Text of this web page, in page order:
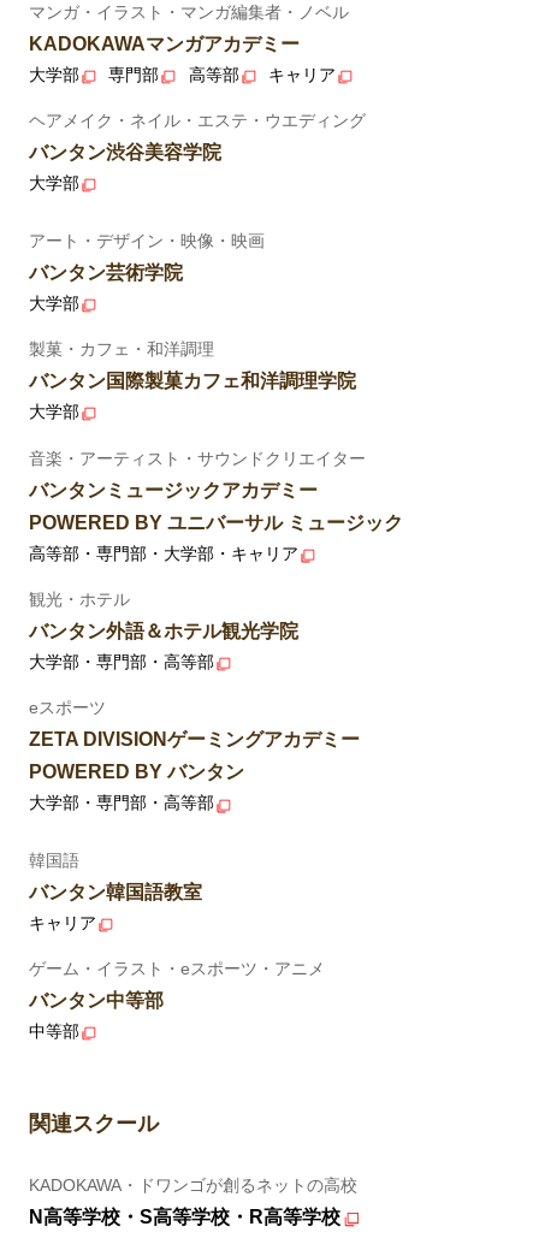
マンガ・イラスト・マンガ編集者・ノベル
KADOKAWAマンガアカデミー
大学部 専門部 高等部 キャリア
ヘアメイク・ネイル・エステ・ウエディング
バンタン渋谷美容学院
大学部
アート・デザイン・映像・映画
バンタン芸術学院
大学部
製菓・カフェ・和洋調理
バンタン国際製菓カフェ和洋調理学院
大学部
音楽・アーティスト・サウンドクリエイター
バンタンミュージックアカデミー
POWERED BY ユニバーサル ミュージック
高等部・専門部・大学部・キャリア
観光・ホテル
バンタン外語＆ホテル観光学院
大学部・専門部・高等部
eスポーツ
ZETA DIVISIONゲーミングアカデミー
POWERED BY バンタン
大学部・専門部・高等部
韓国語
バンタン韓国語教室
キャリア
ゲーム・イラスト・eスポーツ・アニメ
バンタン中等部
中等部
関連スクール
KADOKAWA・ドワンゴが創るネットの高校
N高等学校・S高等学校・R高等学校